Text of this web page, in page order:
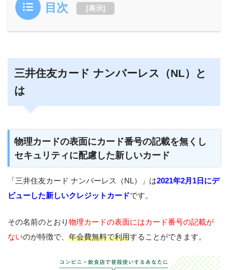
目次 [表示]
三井住友カード ナンバーレス（NL）と
は
物理カードの表面にカード番号の記載を無くし
セキュリティに配慮した新しいカード
「三井住友カード ナンバーレス（NL）」は2021年2月1日にデ
ビューした新しいクレジットカードです。
その名前のとおり物理カードの表面にはカード番号の記載が
ないのが特徴で、 年会費無料で利用することができます。